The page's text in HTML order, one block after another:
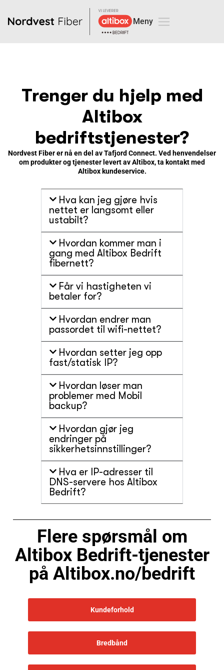
Trenger du hjelp med
Altibox
bedriftstjenester?
Nordvest Fiber er nå en del av Tafjord Connect. Ved henvendelser
om produkter og tjenester levert av Altibox, ta kontakt med
Altibox kundeservice.
Hva kan jeg gjøre hvis
nettet er langsomt eller
ustabilt?
Hvordan kommer man i
gang med Altibox Bedrift
fibernett?
Får vi hastigheten vi
betaler for?
Hvordan endrer man
passordet til wifi-nettet?
Hvordan setter jeg opp
fast/statisk IP?
Hvordan løser man
problemer med Mobil
backup?
Hvordan gjør jeg
endringer på
sikkerhetsinnstillinger?
Hva er IP-adresser til
DNS-servere hos Altibox
Bedrift?
Flere spørsmål om
Altibox Bedrift-tjenester
på Altibox.no/bedrift
Kundeforhold
Bredbånd